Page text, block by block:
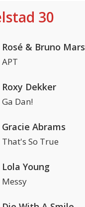
30
Rosé & Bruno Mars
APT
Roxy Dekker
Ga Dan!
Gracie Abrams
That's So True
Lola Young
Messy